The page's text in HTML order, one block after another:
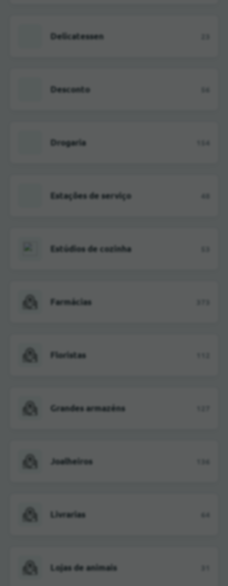
Delicatessen
Desconto 56
Drogaria 154
Estações de serviço 48
Estúdios de cozinha
Farmácias
Floristas
Grandes armazéns
Joalheiros 136
Livrarias 64
Lojas de animais